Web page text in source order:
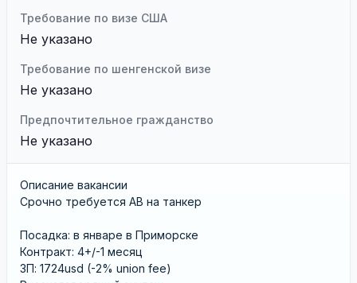
Требование по визе США
Не указано
Требование по шенгенской визе
Не указано
Предпочтительное гражданство
Не указано
Описание вакансии
Срочно требуется АВ на танкер
Посадка: в январе в Приморске
Контракт: 4+/-1 месяц
ЗП: 1724usd (-2% union fee)